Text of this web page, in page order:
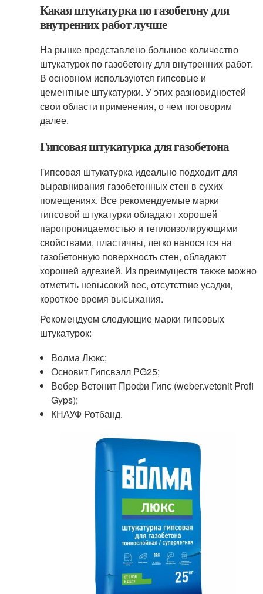
Какая штукатурка по газобетону для
внутренних работ лучше
На рынке представлено большое количество
штукатурок по газобетону для внутренних работ.
В основном используются гипсовые и
цементные штукатурки. У этих разновидностей
свои области применения, о чем поговорим
далее.
Гипсовая штукатурка для газобетона
Гипсовая штукатурка идеально подходит для
выравнивания газобетонных стен в сухих
помещениях. Все рекомендуемые марки
гипсовой штукатурки обладают хорошей
паропроницаемостью и теплоизолирующими
свойствами, пластичны, легко наносятся на
газобетонную поверхность стен, обладают
хорошей адгезией. Из преимуществ также можно
отметить невысокий вес, отсутствие усадки,
короткое время высыхания.
Рекомендуем следующие марки гипсовых
штукатурок:
Волма Люкс;
Основит Гипсвэлл PG25;
Вебер Ветонит Профи Гипс (weber.vetonit Profi
Gyps);
КНАУФ Ротбанд.